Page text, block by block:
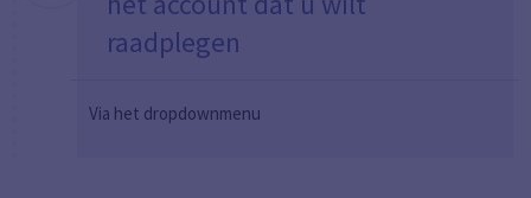
raadplegen
Via het dropdownmenu